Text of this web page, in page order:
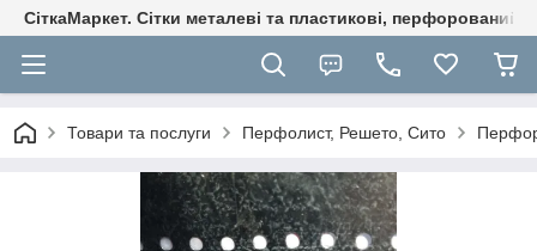
СіткаМаркет. Cітки металеві та пластикові, перфорований
Товари та послуги Перфолист, Решето, Сито